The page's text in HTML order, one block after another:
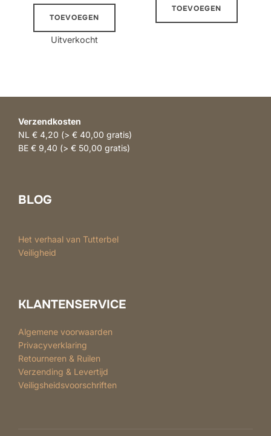
was:
€ 5,95.€ 3,00.
TOEVOEGEN
Uitverkocht
was:
€ 14,95.€ 8,50.
TOEVOEGEN
Verzendkosten
NL € 4,20 (> € 40,00 gratis)
BE € 9,40 (> € 50,00 gratis)
BLOG
Het verhaal van Tutterbel
Veiligheid
KLANTENSERVICE
Algemene voorwaarden
Privacyverklaring
Retourneren & Ruilen
Verzending & Levertijd
Veiligsheidsvoorschriften